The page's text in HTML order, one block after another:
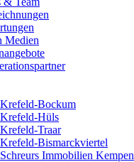
Medien
Bockum
Hüls
Traar
Bismarckviertel
Immobilien Kempen